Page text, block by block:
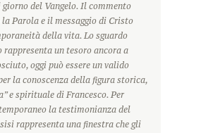
del Vangelo. Il commento
Parola e il messaggio di Cristo
della vita. Lo sguardo
rappresenta un tesoro ancora a
oggi può essere un valido
la conoscenza della figura storica,
e spirituale di Francesco. Per
la testimonianza del
rappresenta una finestra che gli